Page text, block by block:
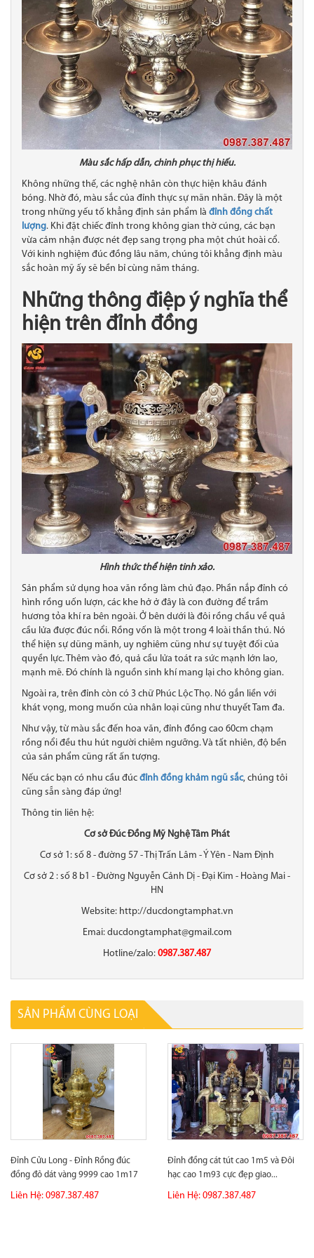
Màu sắc hấp dẫn, chinh phục thị hiếu.
Không những thế, các nghệ nhân còn thực hiện khâu đánh
bóng. Nhờ đó, màu sắc của đỉnh thực sự mãn nhãn. Đây là một
trong những yếu tố khẳng định sản phẩm là đỉnh đồng chất
lượng. Khi đặt chiếc đỉnh trong không gian thờ cúng, các bạn
vừa cảm nhận được nét đẹp sang trọng pha một chút hoài cổ.
Với kinh nghiệm đúc đồng lâu năm, chúng tôi khẳng định màu
sắc hoàn mỹ ấy sẽ bền bỉ cùng năm tháng.
Những thông điệp ý nghĩa thể
hiện trên đỉnh đồng
Hình thức thể hiện tinh xảo.
Sản phẩm sử dụng hoa văn rồng làm chủ đạo. Phần nắp đỉnh có
hình rồng uốn lượn, các khe hở ở đây là con đường để trầm
hương tỏa khí ra bên ngoài. Ở bên dưới là đôi rồng chầu về quả
cầu lửa được đúc nổi. Rồng vốn là một trong 4 loài thần thú. Nó
thể hiện sự dũng mãnh, uy nghiêm cũng như sự tuyệt đối của
quyền lực. Thêm vào đó, quả cầu lửa toát ra sức mạnh lớn lao,
mạnh mẽ. Đó chính là nguồn sinh khí mang lại cho không gian.
Ngoài ra, trên đỉnh còn có 3 chữ Phúc Lộc Thọ. Nó gắn liền với
khát vọng, mong muốn của nhân loại cũng như thuyết Tam đa.
Như vậy, từ màu sắc đến hoa văn, đỉnh đồng cao 60cm chạm
rồng nổi đều thu hút người chiêm ngưỡng. Và tất nhiên, độ bền
của sản phẩm cũng rất ấn tượng.
Nếu các bạn có nhu cầu đúc đỉnh đồng khảm ngũ sắc, chúng tôi
cũng sẵn sàng đáp ứng!
Thông tin liên hệ:
Cơ sở Đúc Đồng Mỹ Nghệ Tâm Phát
Cơ sở 1: số 8 - đường 57 - Thị Trấn Lâm - Ý Yên - Nam Định
Cơ sở 2 : số 8 b1 - Đường Nguyễn Cảnh Dị - Đại Kim - Hoàng Mai -
HN
Website: http://ducdongtamphat.vn
Emai: ducdongtamphat@gmail.com
Hotline/zalo: 0987.387.487
SẢN PHẨM CÙNG LOẠI
Đỉnh Cửu Long - Đỉnh Rồng đúc
đồng đỏ dát vàng 9999 cao 1m17
Liên Hệ: 0987.387.487
Đỉnh đồng cát tút cao 1m5 và Đôi
hạc cao 1m93 cực đẹp giao...
Liên Hệ: 0987.387.487